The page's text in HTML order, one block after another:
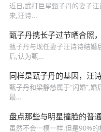
近日,武打巨星甄子丹的妻子
来,汪诗...
甄子丹携长子过节晒合照
甄子丹与现任妻子汪诗诗结婚
后,认为甄...
同样是甄子丹的基因，汪
甄子丹和梁静慈属于“闪婚”,婚
最...
盘点那些与明星撞脸的普
虽然不会一模一样,但是90%